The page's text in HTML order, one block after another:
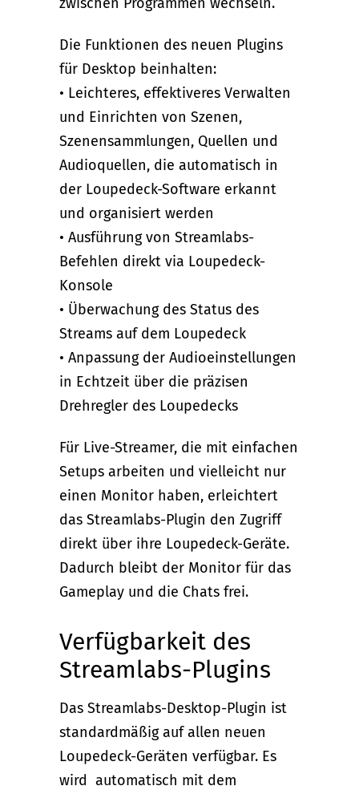
Die Funktionen des neuen Plugins
für Desktop beinhalten:
• Leichteres, effektiveres Verwalten
und Einrichten von Szenen,
Szenensammlungen, Quellen und
Audioquellen, die automatisch in
der Loupedeck-Software erkannt
und organisiert werden
• Ausführung von Streamlabs-
Befehlen direkt via Loupedeck-
Konsole
• Überwachung des Status des
Streams auf dem Loupedeck
• Anpassung der Audioeinstellungen
in Echtzeit über die präzisen
Drehregler des Loupedecks
Für Live-Streamer, die mit einfachen
Setups arbeiten und vielleicht nur
einen Monitor haben, erleichtert
das Streamlabs-Plugin den Zugriff
direkt über ihre Loupedeck-Geräte.
Dadurch bleibt der Monitor für das
Gameplay und die Chats frei.
Verfügbarkeit des
Streamlabs-Plugins
Das Streamlabs-Desktop-Plugin ist
standardmäßig auf allen neuen
Loupedeck-Geräten verfügbar. Es
wird automatisch mit dem